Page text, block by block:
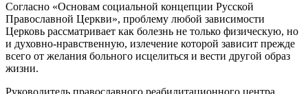
Согласно «Основам социальной концепции Русской
Православной Церкви», проблему любой зависимости
Церковь рассматривает как болезнь не только физическую, но
и духовно-нравственную, излечение которой зависит прежде
всего от желания больного исцелиться и вести другой образ
жизни.